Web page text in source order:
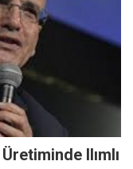
Ilımlı